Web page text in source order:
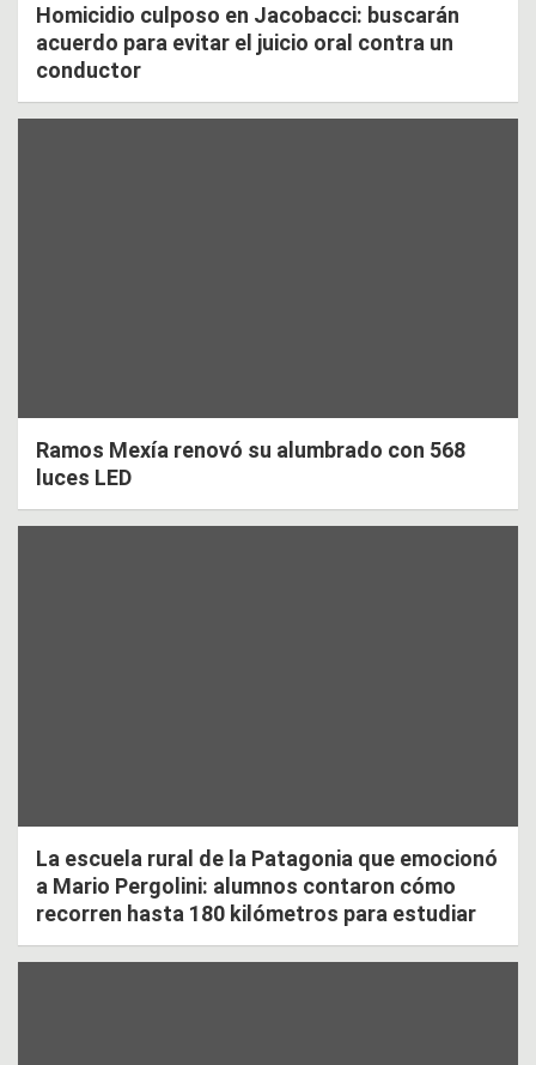
Homicidio culposo en Jacobacci: buscarán
acuerdo para evitar el juicio oral contra un
conductor
Ramos Mexía renovó su alumbrado con 568
luces LED
La escuela rural de la Patagonia que emocionó
a Mario Pergolini: alumnos contaron cómo
recorren hasta 180 kilómetros para estudiar